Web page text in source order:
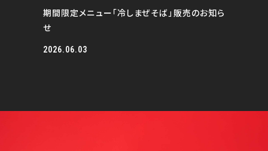
期間限定メニュー「冷しまぜそば」販売のお知ら
せ
2026.06.03